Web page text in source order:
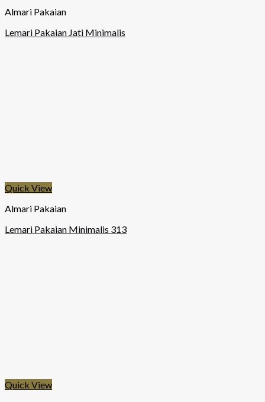
Almari Pakaian
Lemari Pakaian Jati Minimalis
Quick View
Almari Pakaian
Lemari Pakaian Minimalis 313
Quick View